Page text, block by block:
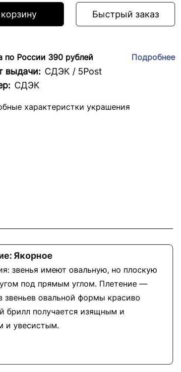
Быстрый заказ
по России 390 рублей Подробнее
выдачи: СДЭК / 5Post
СДЭК
характеристки украшения
Якорное
звенья имеют овальную, но плоскую
под прямым углом. Плетение —
звеньев овальной формы красиво
брилл получается изящным и
и увесистым.